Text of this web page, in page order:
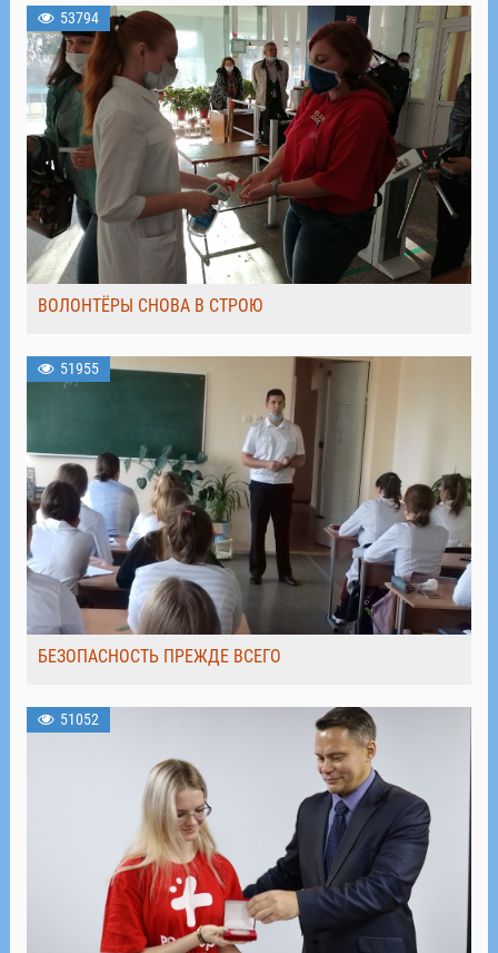
53794
ВОЛОНТЁРЫ СНОВА В СТРОЮ
51955
БЕЗОПАСНОСТЬ ПРЕЖДЕ ВСЕГО
51052